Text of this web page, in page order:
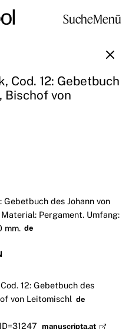
SucheMenü
Cod. 12: Gebetbuch
Bischof von
des Johann von
Pergament. Umfang:
mm. de
12: Gebetbuch des
von Leitomischl de
manuscripta.at